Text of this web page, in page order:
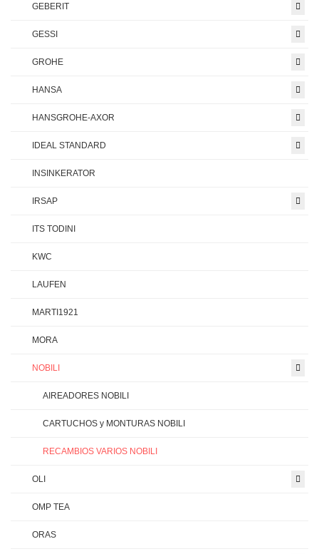
GEBERIT
GESSI
GROHE
HANSA
HANSGROHE-AXOR
IDEAL STANDARD
INSINKERATOR
IRSAP
ITS TODINI
KWC
LAUFEN
MARTI1921
MORA
NOBILI
AIREADORES NOBILI
CARTUCHOS y MONTURAS NOBILI
RECAMBIOS VARIOS NOBILI
OLI
OMP TEA
ORAS